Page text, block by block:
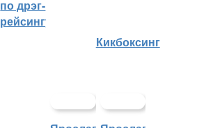
по дрэг-
рейсингу
Кикбоксинг